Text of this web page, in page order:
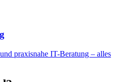
praxisnahe IT-Beratung – alles